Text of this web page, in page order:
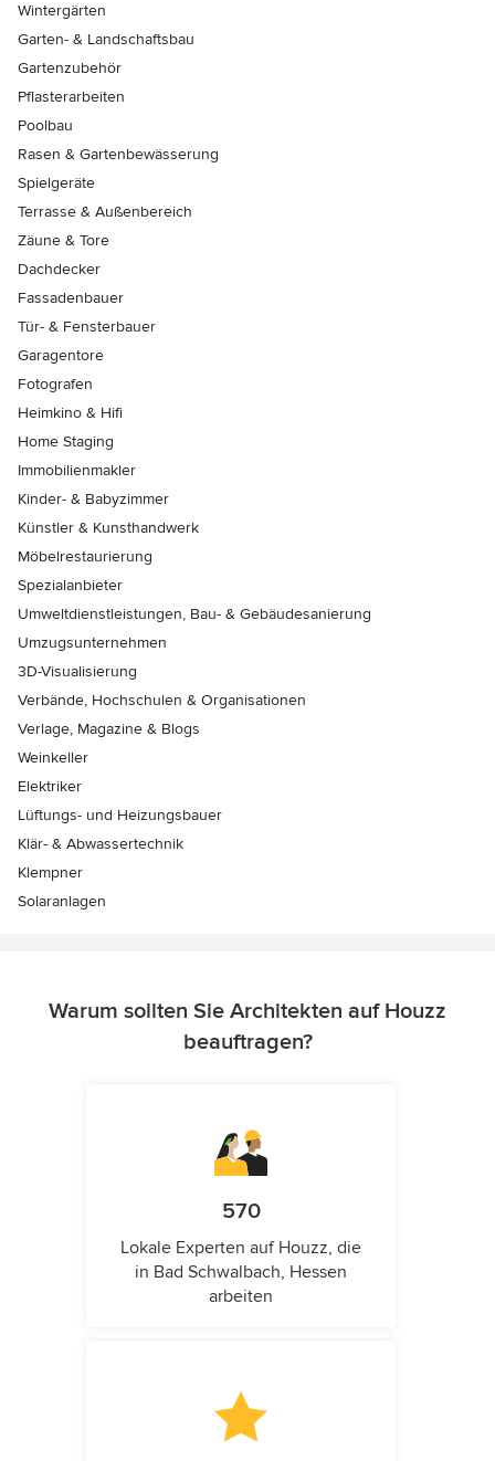
Wintergärten
Garten- & Landschaftsbau
Gartenzubehör
Pflasterarbeiten
Poolbau
Rasen & Gartenbewässerung
Spielgeräte
Terrasse & Außenbereich
Zäune & Tore
Dachdecker
Fassadenbauer
Tür- & Fensterbauer
Garagentore
Fotografen
Heimkino & Hifi
Home Staging
Immobilienmakler
Kinder- & Babyzimmer
Künstler & Kunsthandwerk
Möbelrestaurierung
Spezialanbieter
Umweltdienstleistungen, Bau- & Gebäudesanierung
Umzugsunternehmen
3D-Visualisierung
Verbände, Hochschulen & Organisationen
Verlage, Magazine & Blogs
Weinkeller
Elektriker
Lüftungs- und Heizungsbauer
Klär- & Abwassertechnik
Klempner
Solaranlagen
Warum sollten Sie Architekten auf Houzz
beauftragen?
570
Lokale Experten auf Houzz, die
in Bad Schwalbach, Hessen
arbeiten